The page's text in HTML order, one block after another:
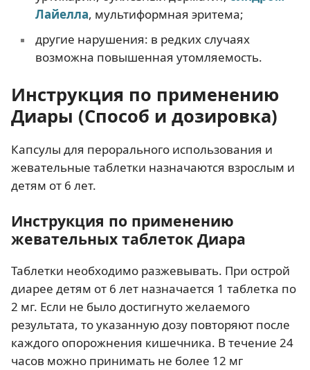
Лайелла, мультиформная эритема;
другие нарушения: в редких случаях
возможна повышенная утомляемость.
Инструкция по применению
Диары (Способ и дозировка)
Капсулы для перорального использования и
жевательные таблетки назначаются взрослым и
детям от 6 лет.
Инструкция по применению
жевательных таблеток Диара
Таблетки необходимо разжевывать. При острой
диарее детям от 6 лет назначается 1 таблетка по
2 мг. Если не было достигнуто желаемого
результата, то указанную дозу повторяют после
каждого опорожнения кишечника. В течение 24
часов можно принимать не более 12 мг